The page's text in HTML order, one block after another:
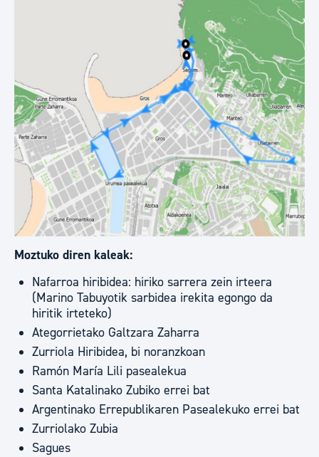
Moztuko diren kaleak:
Nafarroa hiribidea: hiriko sarrera zein irteera
(Marino Tabuyotik sarbidea irekita egongo da
hiritik irteteko)
Ategorrietako Galtzara Zaharra
Zurriola Hiribidea, bi noranzkoan
Ramón María Lili pasealekua
Santa Katalinako Zubiko errei bat
Argentinako Errepublikaren Pasealekuko errei bat
Zurriolako Zubia
Sagues